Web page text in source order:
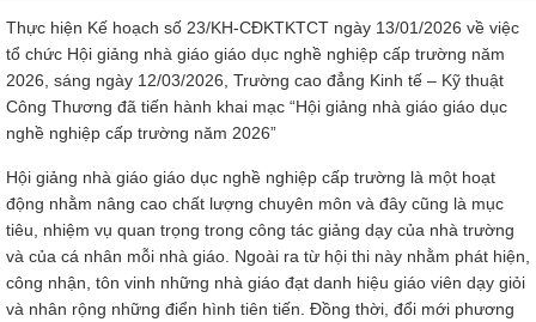
Thực hiện Kế hoạch số 23/KH-CĐKTKTCT ngày 13/01/2026 về việc
tổ chức Hội giảng nhà giáo giáo dục nghề nghiệp cấp trường năm
2026, sáng ngày 12/03/2026, Trường cao đẳng Kinh tế – Kỹ thuật
Công Thương đã tiến hành khai mạc “Hội giảng nhà giáo giáo dục
nghề nghiệp cấp trường năm 2026”
Hội giảng nhà giáo giáo dục nghề nghiệp cấp trường là một hoạt
động nhằm nâng cao chất lượng chuyên môn và đây cũng là mục
tiêu, nhiệm vụ quan trọng trong công tác giảng dạy của nhà trường
và của cá nhân mỗi nhà giáo. Ngoài ra từ hội thi này nhằm phát hiện,
công nhận, tôn vinh những nhà giáo đạt danh hiệu giáo viên dạy giỏi
và nhân rộng những điển hình tiên tiến. Đồng thời, đổi mới phương